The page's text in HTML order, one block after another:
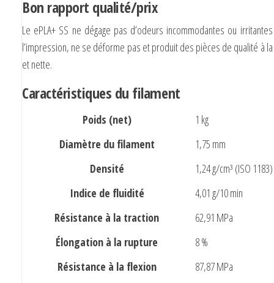
Bon rapport qualité/prix
Le ePLA+ SS ne dégage pas d’odeurs incommodantes ou
l’impression, ne se déforme pas et produit des pièces de qualité à
et nette.
Caractéristiques du filament
Poids (net)
1 kg
Diamètre du filament
1,75 mm
Densité
1,24 g/cm³ (ISO 1183)
Indice de fluidité
4,01 g/10 min
Résistance à la traction
62,91 MPa
Élongation à la rupture
8 %
Résistance à la flexion
87,87 MPa